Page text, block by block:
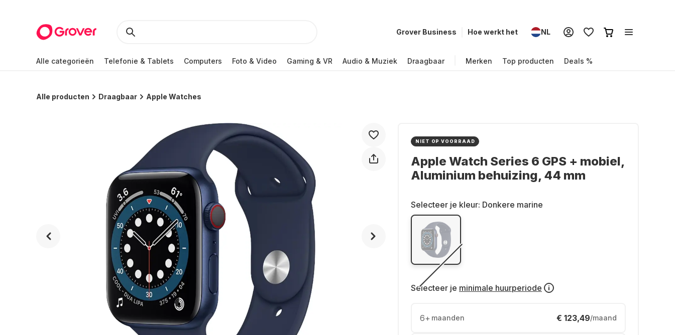
Grover Business Hoe werkt het NL
Alle categorieën Telefonie & Tablets Computers Foto & Video Gaming & VR Audio & Muziek Draagbaar Merken Top producten Deals %
Alle producten Draagbaar Apple Watches
NIET OP VOORRAAD
Apple Watch Series 6 GPS + mobiel,
Aluminium behuizing, 44 mm
Selecteer je kleur: Donkere marine
Selecteer je minimale huurperiode
6+ maanden € 123,49/maand